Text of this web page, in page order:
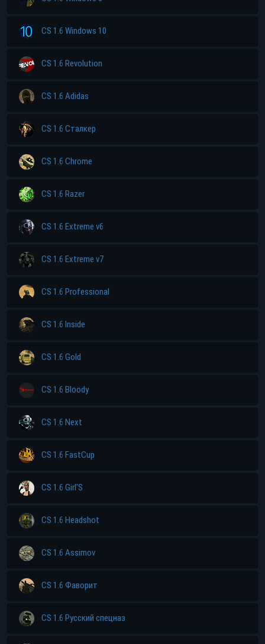
CS 1.6 Windows 10
CS 1.6 Revolution
CS 1.6 Adidas
CS 1.6 Сталкер
CS 1.6 Chrome
CS 1.6 Razer
CS 1.6 Extreme v6
CS 1.6 Extreme v7
CS 1.6 Professional
CS 1.6 Inside
CS 1.6 Gold
CS 1.6 Bloody
CS 1.6 Next
CS 1.6 FastCup
CS 1.6 Girl'S
CS 1.6 Headshot
CS 1.6 Assimov
CS 1.6 Фаворит
CS 1.6 Русский спецназ